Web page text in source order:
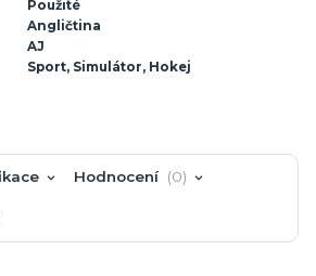
Použité
Angličtina
AJ
Sport, Simulátor, Hokej
Hodnocení 0